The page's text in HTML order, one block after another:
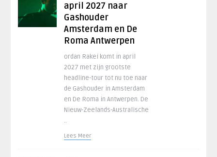
april 2027 naar
Gashouder
Amsterdam en De
Roma Antwerpen
ordan Rakei komt in april
2027 met zijn grootste
headline-tour tot nu toe naar
de Gashouder in Amsterdam
en De Roma in Antwerpen. De
Nieuw-Zeelands-Australische
..
Lees Meer